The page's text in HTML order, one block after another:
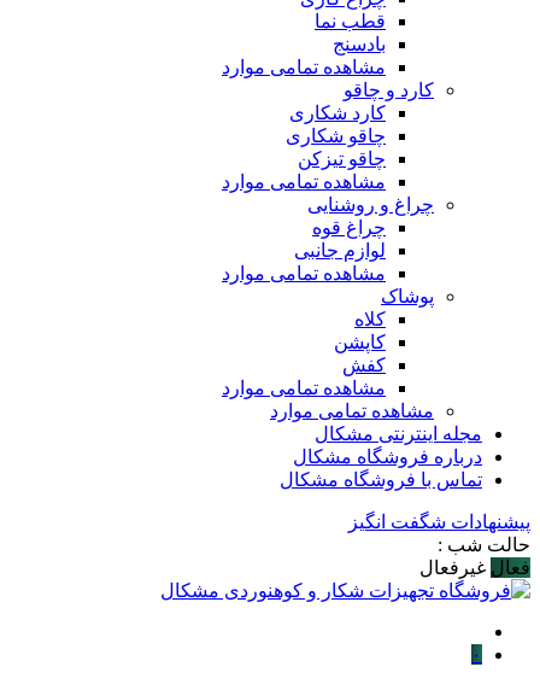
قطب نما
بادسنج
مشاهده تمامی موارد
کارد و چاقو
کارد شکاری
چاقو شکاری
چاقو تیزکن
مشاهده تمامی موارد
چراغ و روشنایی
چراغ قوه
لوازم جانبی
مشاهده تمامی موارد
پوشاک
کلاه
کاپشن
کفش
مشاهده تمامی موارد
مشاهده تمامی موارد
مجله اینترنتی مشکال
درباره فروشگاه مشکال
تماس با فروشگاه مشکال
پیشنهادات شگفت انگیز
حالت شب :
فعال غیرفعال
۰